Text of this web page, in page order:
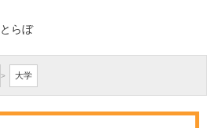
らぼ
> 大学